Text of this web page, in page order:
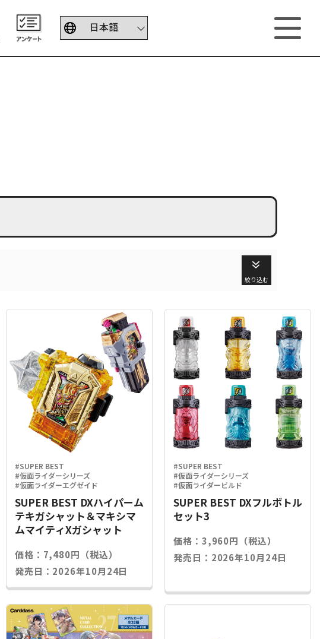
絞り込む
#SUPER BEST
#仮面ライダーシリーズ
#仮面ライダーエグゼイド
SUPER BEST DXハイパーム
テキガシャット＆マキシマ
ムマイティXガシャット
価格：7,480円（税込）
発売日：2026年10月24日
#SUPER BEST
#仮面ライダーシリーズ
#仮面ライダービルド
SUPER BEST DXフルボトル
セット3
価格：3,960円（税込）
発売日：2026年10月24日